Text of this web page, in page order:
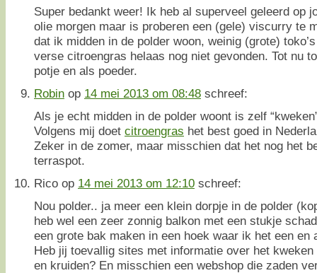
Super bedankt weer! Ik heb al superveel geleerd op
olie morgen maar is proberen een (gele) viscurry te
dat ik midden in de polder woon, weinig (grote)
verse citroengras helaas nog niet gevonden. Tot nu
potje en als poeder.
Robin op 14 mei 2013 om 08:48 schreef:
Als je echt midden in de polder woont is zelf
Volgens mij doet citroengras het best goed in
Zeker in de zomer, maar misschien dat het nog het
terraspot.
Rico op 14 mei 2013 om 12:10 schreef:
Nou polder.. ja meer een klein dorpje in de polder
heb wel een zeer zonnig balkon met een stukje
een grote bak maken in een hoek waar ik het een en
Heb jij toevallig sites met informatie over het
en kruiden? En misschien een webshop die zaden